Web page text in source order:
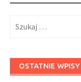
OSTATNIE WPISY